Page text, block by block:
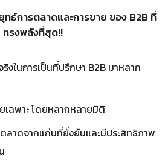
ธ์การตลาดและการขาย ของ B2B ที่
ทรงพลังที่สุด!!
งในการเป็นที่ปรึกษา B2B มาหลาก
ฉพาะ โดยหลากหลายมิติ
าดจากแก่นที่ยั่งยืนและมีประสิทธิภาพ